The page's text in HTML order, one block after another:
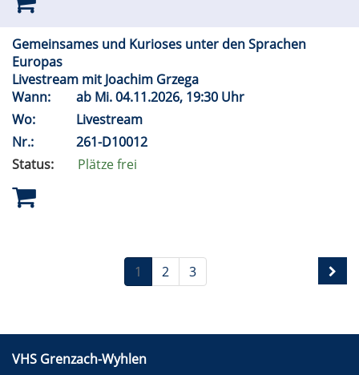
Gemeinsames und Kurioses unter den Sprachen
Europas
Livestream mit Joachim Grzega
Wann:
ab Mi.04.11.2026, 19:30 Uhr
Wo:
Livestream
Nr.:
261-D10012
Status:
Plätze frei
1 2 3
VHS Grenzach-Wyhlen